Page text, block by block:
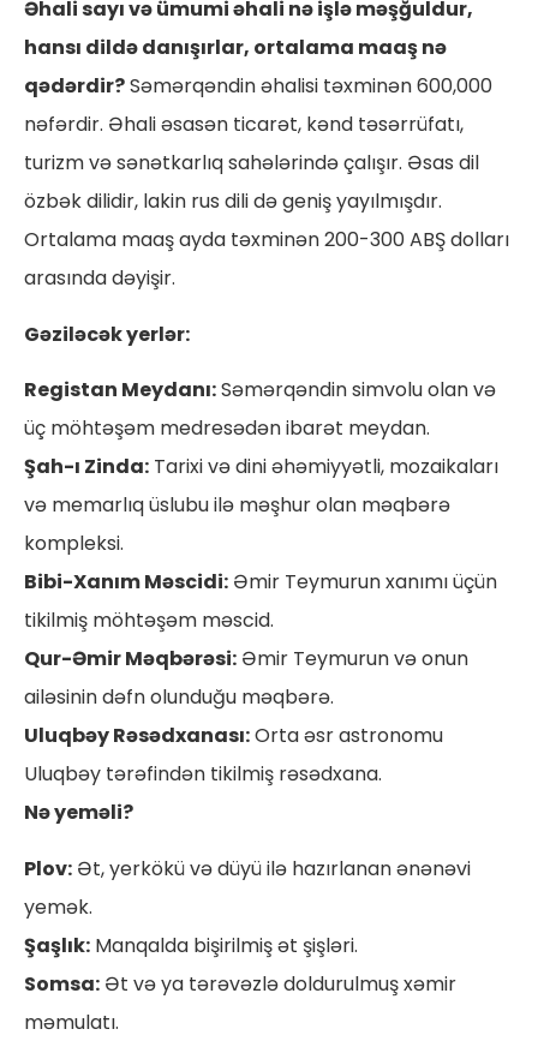
Əhali sayı və ümumi əhali nə işlə məşğuldur,
hansı dildə danışırlar, ortalama maaş nə
qədərdir?Səmərqəndin əhalisi təxminən 600,000
nəfərdir. Əhali əsasən ticarət, kənd təsərrüfatı,
turizm və sənətkarlıq sahələrində çalışır. Əsas dil
özbək dilidir, lakin rus dili də geniş yayılmışdır.
Ortalama maaş ayda təxminən 200-300 ABŞ dolları
arasında dəyişir.
Gəziləcək yerlər:
Registan Meydanı:Səmərqəndin simvolu olan və
üç möhtəşəm medresədən ibarət meydan.
Şah-ı Zinda: Tarixi və dini əhəmiyyətli, mozaikaları
və memarlıq üslubu ilə məşhur olan məqbərə
kompleksi.
Bibi-Xanım Məscidi: Əmir Teymurun xanımı üçün
tikilmiş möhtəşəm məscid.
Qur-Əmir Məqbərəsi: Əmir Teymurun və onun
ailəsinin dəfn olunduğu məqbərə.
Uluqbəy Rəsədxanası:Orta əsr astronomu
Uluqbəy tərəfindən tikilmiş rəsədxana.
Nə yeməli?
Plov: Ət, yerkökü və düyü ilə hazırlanan ənənəvi
yemək.
Şaşlık: Manqalda bişirilmiş ət şişləri.
Somsa: Ət və ya tərəvəzlə doldurulmuş xəmir
məmulatı.